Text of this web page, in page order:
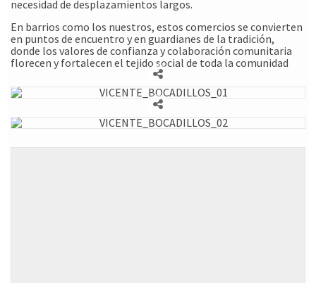
necesidad de desplazamientos largos.
En barrios como los nuestros, estos comercios se convierten
en puntos de encuentro y en guardianes de la tradición,
donde los valores de confianza y colaboración comunitaria
florecen y fortalecen el tejido social de toda la comunidad